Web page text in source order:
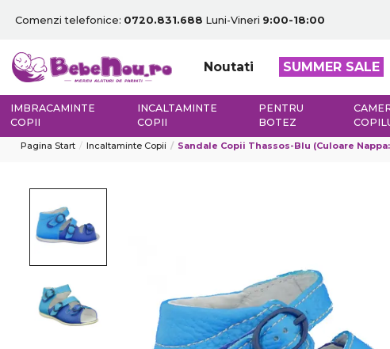
Comenzi telefonice: 0720.831.688 Luni-Vineri 9:00-18:00
Noutati SUMMER SALE
IMBRACAMINTE
COPII
INCALTAMINTE
COPII
PENTRU
BOTEZ
Pagina Start Incaltaminte Copii Sandale Copii Thassos-Blu (Culoare Nappa: